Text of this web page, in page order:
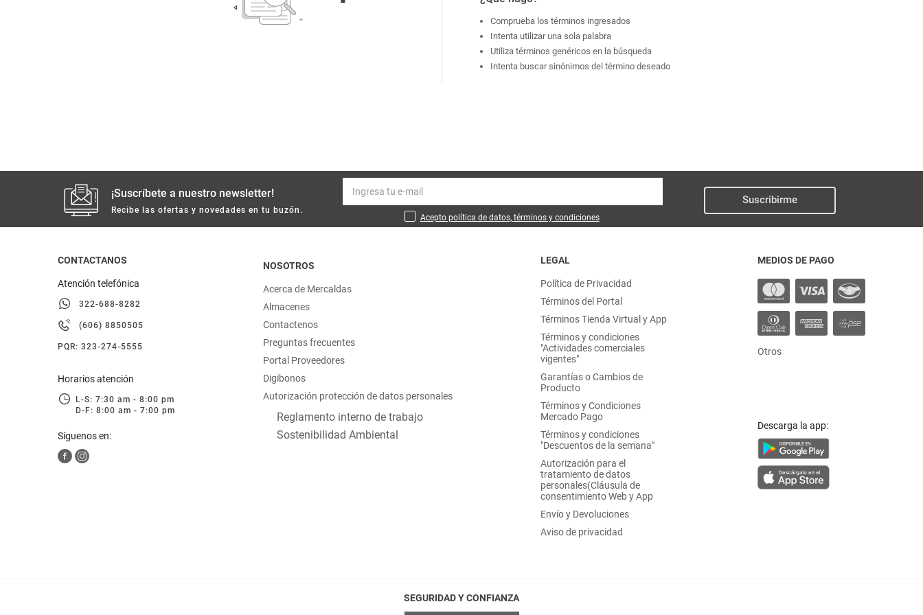
limpieza
otros
hogar
moda
deportes
Comprueba los términos ingresados
Intenta utilizar una sola palabra
Utiliza términos genéricos en la búsqueda
Intenta buscar sinónimos del término deseado
¡Suscríbete a nuestro newsletter!
Recibe las ofertas y novedades en tu buzón.
Acepto política de datos, términos y condiciones
Suscribirme
CONTACTANOS
Atención telefónica
322-688-8282
(606) 8850505
PQR: 323-274-5555
Horarios atención
L-S: 7:30 am - 8:00 pm
D-F: 8:00 am - 7:00 pm
Síguenos en:
NOSOTROS
Acerca de Mercaldas
Almacenes
Contactenos
Preguntas frecuentes
Portal Proveedores
Digibonos
Autorización protección de datos personales
Reglamento interno de trabajo
Sostenibilidad Ambiental
LEGAL
Política de Privacidad
Términos del Portal
Términos Tienda Virtual y App
Términos y condiciones
"Actividades comerciales
vigentes"
Garantías o Cambios de
Producto
Términos y Condiciones
Mercado Pago
Términos y condiciones
"Descuentos de la semana"
Autorización para el
tratamiento de datos
personales(Cláusula de
consentimiento Web y App
Envío y Devoluciones
Aviso de privacidad
MEDIOS DE PAGO
Otros
Descarga la app:
SEGURIDAD Y CONFIANZA
Mantequilla